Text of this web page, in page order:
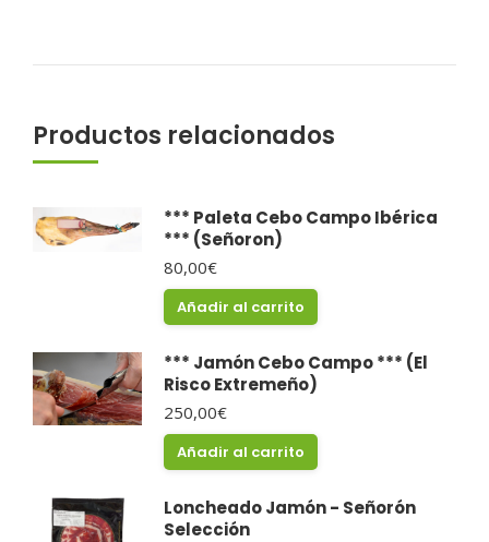
Productos relacionados
*** Paleta Cebo Campo Ibérica
*** (Señoron)
80,00€
Añadir al carrito
*** Jamón Cebo Campo *** (El
Risco Extremeño)
250,00€
Añadir al carrito
Loncheado Jamón - Señorón
Selección